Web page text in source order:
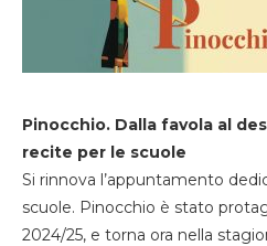
Pinocchio. Dalla favola al
recite per le scuole
Si rinnova l’appuntamento
scuole. Pinocchio è stato
2024/25, e torna ora nella